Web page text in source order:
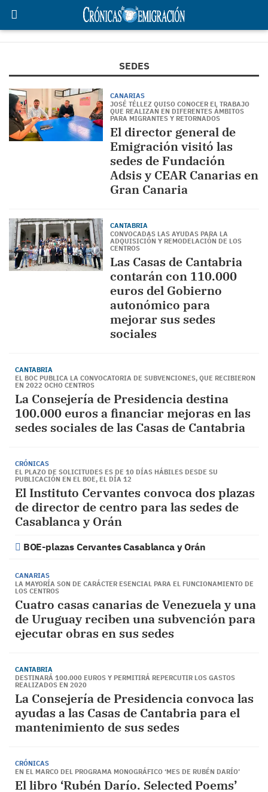
SEDES
CANARIAS
JOSÉ TÉLLEZ QUISO CONOCER EL TRABAJO
QUE REALIZAN EN DIFERENTES ÁMBITOS
PARA MIGRANTES Y RETORNADOS
El director general de
Emigración visitó las
sedes de Fundación
Adsis y CEAR Canarias en
Gran Canaria
CANTABRIA
CONVOCADAS LAS AYUDAS PARA LA
ADQUISICIÓN Y REMODELACIÓN DE LOS
CENTROS
Las Casas de Cantabria
contarán con 110.000
euros del Gobierno
autonómico para
mejorar sus sedes
sociales
CANTABRIA
EL BOC PUBLICA LA CONVOCATORIA DE SUBVENCIONES, QUE RECIBIERON
EN 2022 OCHO CENTROS
La Consejería de Presidencia destina
100.000 euros a financiar mejoras en las
sedes sociales de las Casas de Cantabria
CRÓNICAS
EL PLAZO DE SOLICITUDES ES DE 10 DÍAS HÁBILES DESDE SU
PUBLICACIÓN EN EL BOE, EL DÍA 12
El Instituto Cervantes convoca dos plazas
de director de centro para las sedes de
Casablanca y Orán
BOE-plazas Cervantes Casablanca y Orán
CANARIAS
LA MAYORÍA SON DE CARÁCTER ESENCIAL PARA EL FUNCIONAMIENTO DE
LOS CENTROS
Cuatro casas canarias de Venezuela y una
de Uruguay reciben una subvención para
ejecutar obras en sus sedes
CANTABRIA
DESTINARÁ 100.000 EUROS Y PERMITIRÁ REPERCUTIR LOS GASTOS
REALIZADOS EN 2020
La Consejería de Presidencia convoca las
ayudas a las Casas de Cantabria para el
mantenimiento de sus sedes
CRÓNICAS
EN EL MARCO DEL PROGRAMA MONOGRÁFICO ‘MES DE RUBÉN DARÍO’
El libro ‘Rubén Darío. Selected Poems’